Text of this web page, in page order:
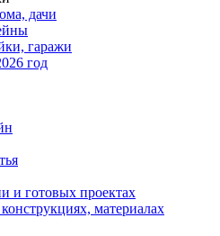
дачи
гаражи
год
и готовых проектах
материалах